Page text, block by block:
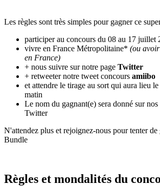
Les règles sont très simples pour gagner ce
participer au concours du 08 au 17 juillet
vivre en France Métropolitaine* (ou
en France)
+ nous suivre sur notre page Twitter
+ retweeter notre tweet concours amiibo
et attendre le tirage au sort qui aura lieu
matin
Le nom du gagnant(e) sera donné sur
Twitter
N'attendez plus et rejoignez-nous pour tenter de
Bundle
Règles et mondalités du